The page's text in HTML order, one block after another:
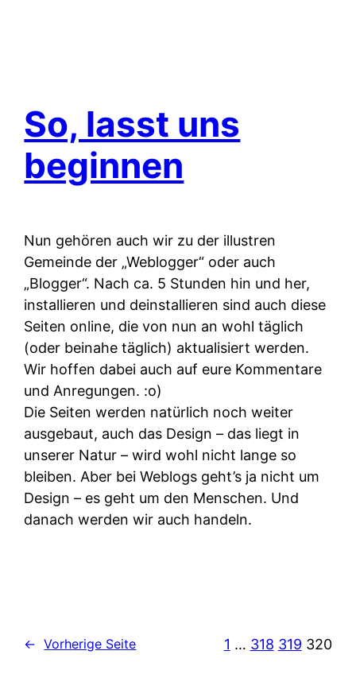
So, lasst uns
beginnen
Nun gehören auch wir zu der illustren
Gemeinde der „Weblogger“ oder auch
„Blogger“. Nach ca. 5 Stunden hin und her,
installieren und deinstallieren sind auch diese
Seiten online, die von nun an wohl täglich
(oder beinahe täglich) aktualisiert werden.
Wir hoffen dabei auch auf eure Kommentare
und Anregungen. :o)
Die Seiten werden natürlich noch weiter
ausgebaut, auch das Design – das liegt in
unserer Natur – wird wohl nicht lange so
bleiben. Aber bei Weblogs geht’s ja nicht um
Design – es geht um den Menschen. Und
danach werden wir auch handeln.
← Vorherige Seite 1 … 318 319 320